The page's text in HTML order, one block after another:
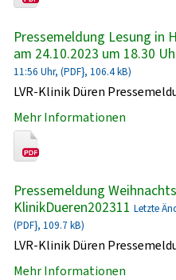
Pressemeldung Lesung in
am 24.10.2023 um 18.30
11:56 Uhr, (PDF}, 106.4 kB)
LVR-Klinik Düren
Mehr Informationen
Pressemeldung
KlinikDueren202311 Letzte
(PDF}, 109.7 kB)
LVR-Klinik Düren
Mehr Informationen